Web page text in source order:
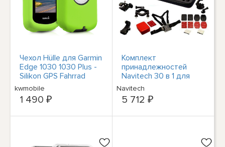
Чехол Hülle для Garmin
Edge 1030 1030 Plus -
Silikon GPS Fahrrad
kwmobile
1 490 ₽
Комплект
принадлежностей
Navitech 30 в 1 для
Kaiser Baas X100
Navitech
5 712 ₽